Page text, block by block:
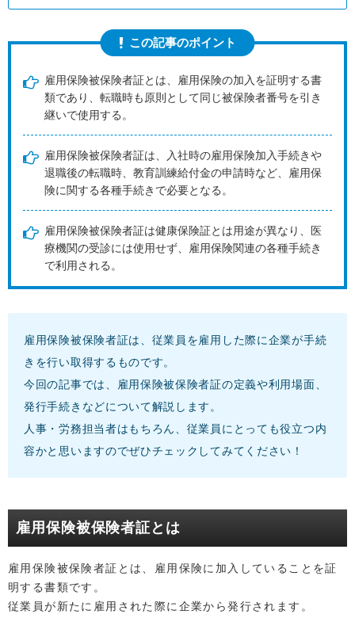
この記事のポイント
雇用保険被保険者証とは、雇用保険の加入を証明する書
類であり、転職時も原則として同じ被保険者番号を引き
継いで使用する。
雇用保険被保険者証は、入社時の雇用保険加入手続きや
退職後の転職時、教育訓練給付金の申請時など、雇用保
険に関する各種手続きで必要となる。
雇用保険被保険者証は健康保険証とは用途が異なり、医
療機関の受診には使用せず、雇用保険関連の各種手続き
で利用される。
雇用保険被保険者証は、従業員を雇用した際に企業が手続
きを行い取得するものです。
今回の記事では、雇用保険被保険者証の定義や利用場面、
発行手続きなどについて解説します。
人事・労務担当者はもちろん、従業員にとっても役立つ内
容かと思いますのでぜひチェックしてみてください！
雇用保険被保険者証とは
雇用保険被保険者証とは、雇用保険に加入していることを証
明する書類です。
従業員が新たに雇用された際に企業から発行されます。